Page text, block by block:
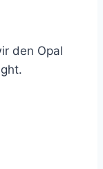
den Opal